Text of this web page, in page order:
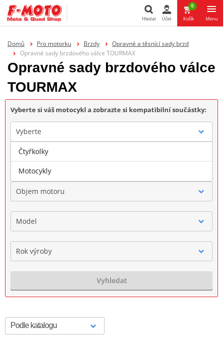
Hledat
Hledat Účet
0
Košík Menu
Domů Pro motorku Brzdy
Opravné a těsnící sady brzd
Opravné sady brzdového válce TOURMAX
Opravné sady brzdového válce
TOURMAX
Vyberte si váš motocykl a zobrazte si kompatibilní součástky:
Vyberte
Značka
Objem motoru
Model
Rok výroby
Vyhledat
Čtyřkolky
Motocykly